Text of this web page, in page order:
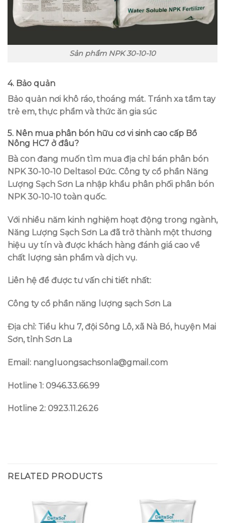
Sản phẩm NPK 30-10-10
4. Bảo quản
Bảo quản nơi khô ráo, thoáng mát. Tránh xa tầm tay
trẻ em, thực phẩm và thức ăn gia súc
5. Nên mua phân bón hữu cơ vi sinh cao cấp Bồ
Nông HC7 ở đâu?
Bà con đang muốn tìm mua địa chỉ bán phân bón
NPK 30-10-10 Deltasol Đức. Công ty cổ phần Năng
Lượng Sạch Sơn La nhập khẩu phân phối phân bón
NPK 30-10-10 toàn quốc.
Với nhiều năm kinh nghiệm hoạt động trong ngành,
Năng Lượng Sạch Sơn La đã trở thành một thương
hiệu uy tín và được khách hàng đánh giá cao về
chất lượng sản phẩm và dịch vụ.
Liên hệ để được tư vấn chi tiết nhất:
Công ty cổ phần năng lượng sạch Sơn La
Địa chỉ: Tiểu khu 7, đội Sông Lô, xã Nà Bó, huyện Mai
Sơn, tỉnh Sơn La
Email: nangluongsachsonla@gmail.com
Hotline 1: 0946.33.66.99
Hotline 2: 0923.11.26.26
RELATED PRODUCTS